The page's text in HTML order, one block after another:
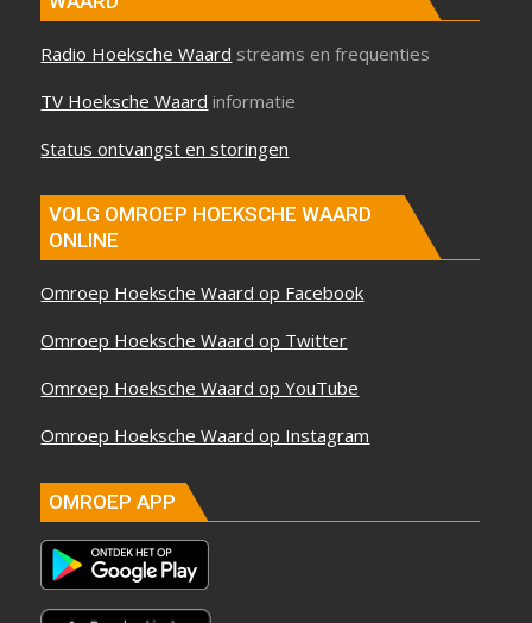
Radio Hoeksche Waard streams en frequenties
TV Hoeksche Waard informatie
Status ontvangst en storingen
VOLG OMROEP HOEKSCHE WAARD
ONLINE
Omroep Hoeksche Waard op Facebook
Omroep Hoeksche Waard op Twitter
Omroep Hoeksche Waard op YouTube
Omroep Hoeksche Waard op Instagram
OMROEP APP